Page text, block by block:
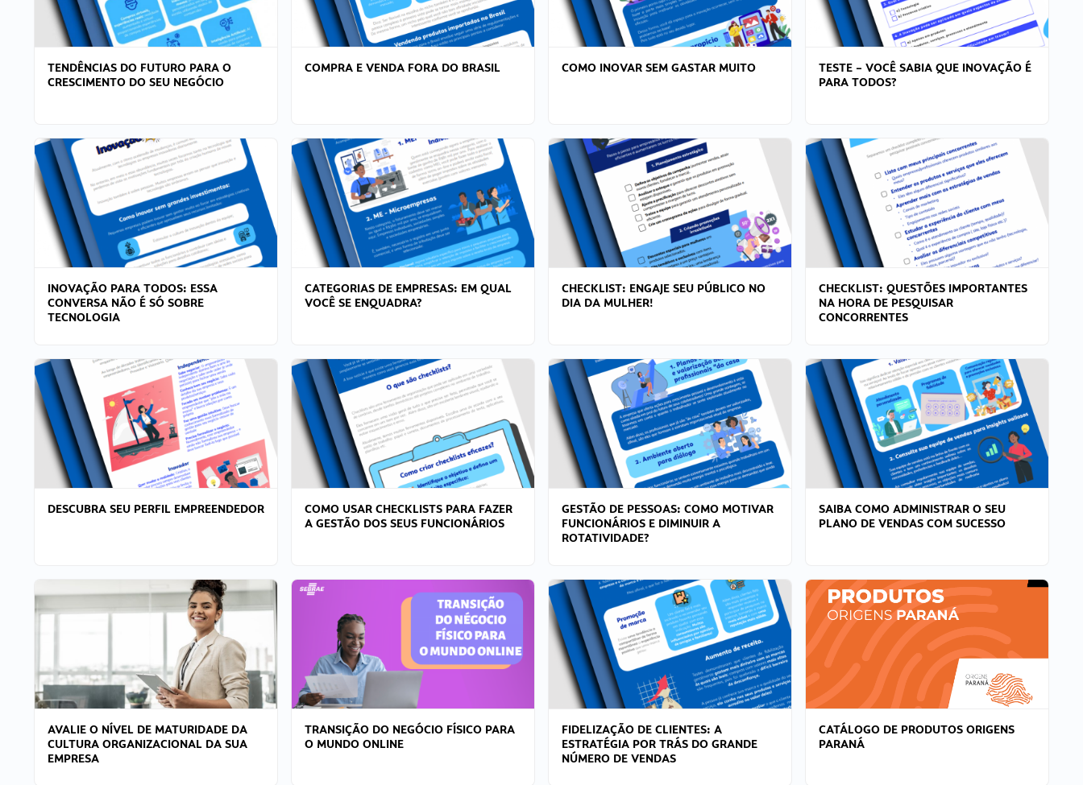
TENDÊNCIAS DO FUTURO PARA O
CRESCIMENTO DO SEU NEGÓCIO
COMPRA E VENDA FORA DO BRASIL COMO INOVAR SEM GASTAR MUITO
TESTE – VOCÊ SABIA QUE INOVAÇÃO É
PARA TODOS?
INOVAÇÃO PARA TODOS: ESSA
CONVERSA NÃO É SÓ SOBRE
TECNOLOGIA
CATEGORIAS DE EMPRESAS: EM QUAL
VOCÊ SE ENQUADRA?
CHECKLIST: ENGAJE SEU PÚBLICO NO
DIA DA MULHER!
CHECKLIST: QUESTÕES IMPORTANTES
NA HORA DE PESQUISAR
CONCORRENTES
DESCUBRA SEU PERFIL EMPREENDEDOR
COMO USAR CHECKLISTS PARA FAZER
A GESTÃO DOS SEUS FUNCIONÁRIOS
GESTÃO DE PESSOAS: COMO MOTIVAR
FUNCIONÁRIOS E DIMINUIR A
ROTATIVIDADE?
SAIBA COMO ADMINISTRAR O SEU
PLANO DE VENDAS COM SUCESSO
AVALIE O NÍVEL DE MATURIDADE DA
CULTURA ORGANIZACIONAL DA SUA
EMPRESA
TRANSIÇÃO DO NEGÓCIO FÍSICO PARA
O MUNDO ONLINE
FIDELIZAÇÃO DE CLIENTES: A
ESTRATÉGIA POR TRÁS DO GRANDE
NÚMERO DE VENDAS
CATÁLOGO DE PRODUTOS ORIGENS
PARANÁ